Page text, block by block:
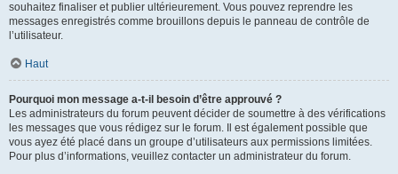
souhaitez finaliser et publier ultérieurement. Vous pouvez reprendre les
messages enregistrés comme brouillons depuis le panneau de contrôle de
l’utilisateur.
Haut
Pourquoi mon message a-t-il besoin d’être approuvé ?
Les administrateurs du forum peuvent décider de soumettre à des vérifications
les messages que vous rédigez sur le forum. Il est également possible que
vous ayez été placé dans un groupe d’utilisateurs aux permissions limitées.
Pour plus d’informations, veuillez contacter un administrateur du forum.